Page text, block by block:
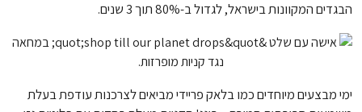
הבגדים המקוונות בישראל, לגדול ב-80% תוך 3 שנים.
ימי מבצעים מיוחדים כמו בלאק פריידי מביאים לצרכנות עודפת בעלת